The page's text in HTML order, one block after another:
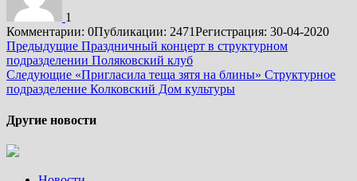
1
Комментарии: 0Публикации: 2471Регистрация: 30-04-2020
Подробнее
Предыдущие Праздничный концерт в структурном
подразделении Поляковский клуб
Следующие «Пригласила теща зятя на блины» Структурное
подразделение Колковский Дом культуры
Другие новости